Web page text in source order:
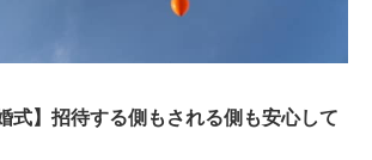
式】招待する側もされる側も安心して